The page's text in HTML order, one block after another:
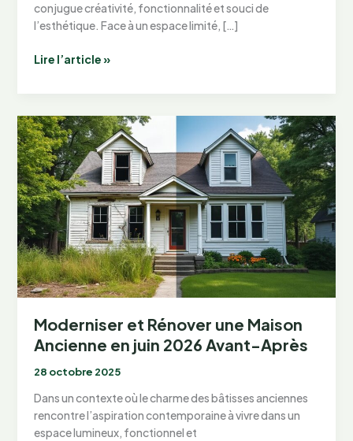
conjugue créativité, fonctionnalité et souci de
l’esthétique. Face à un espace limité, […]
Idées
un
Petit
Studio
en
juin
2026
Lire l’article »
Moderniser et Rénover une Maison
Ancienne en juin 2026 Avant-Après
28 octobre 2025
Dans un contexte où le charme des bâtisses anciennes
rencontre l’aspiration contemporaine à vivre dans un
espace lumineux, fonctionnel et